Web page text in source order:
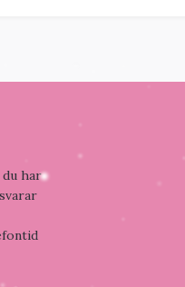
har